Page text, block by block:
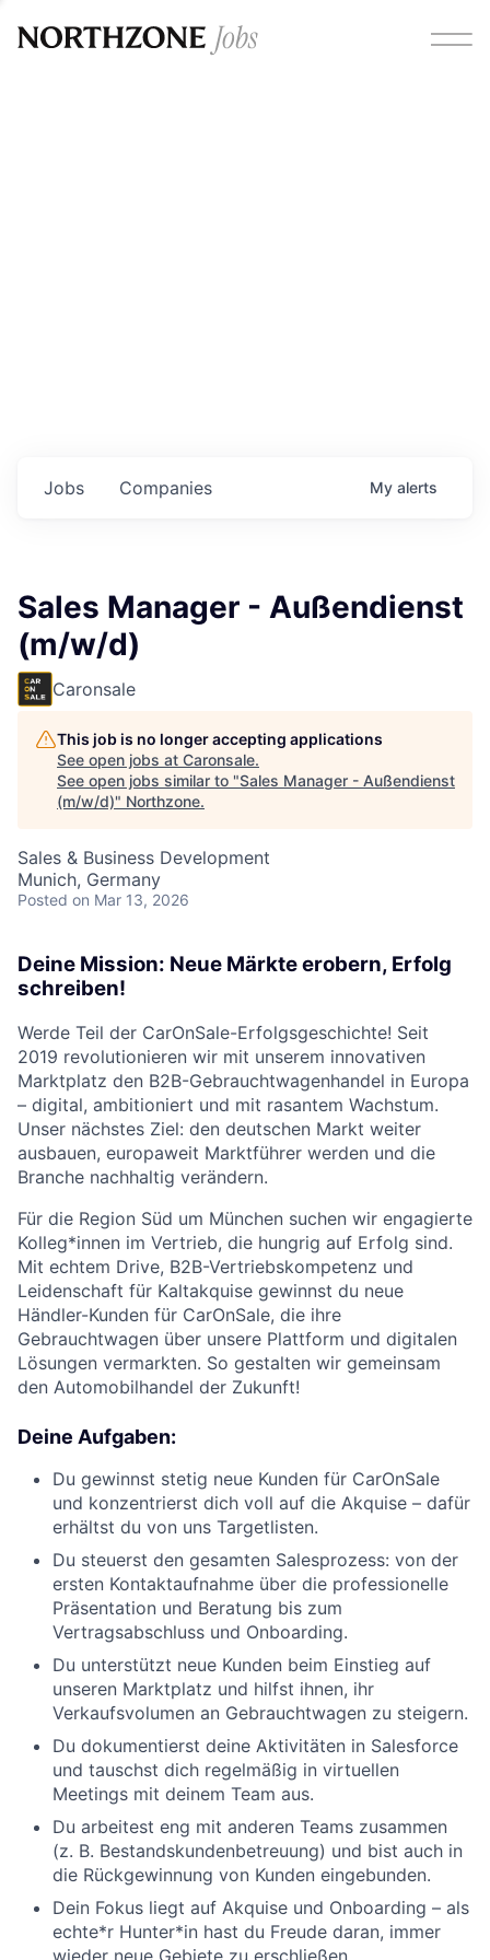
Jobs Companies My alerts
Sales Manager - Außendienst
(m/w/d)
Caronsale
This job is no longer accepting applications
See open jobs at Caronsale.
See open jobs similar to "Sales Manager - Außendienst
(m/w/d)" Northzone.
Sales & Business Development
Munich, Germany
Posted on Mar 13, 2026
Deine Mission: Neue Märkte erobern, Erfolg
schreiben!
Werde Teil der CarOnSale-Erfolgsgeschichte! Seit
2019 revolutionieren wir mit unserem innovativen
Marktplatz den B2B-Gebrauchtwagenhandel in Europa
– digital, ambitioniert und mit rasantem Wachstum.
Unser nächstes Ziel: den deutschen Markt weiter
ausbauen, europaweit Marktführer werden und die
Branche nachhaltig verändern.
Für die Region Süd um München suchen wir engagierte
Kolleg*innen im Vertrieb, die hungrig auf Erfolg sind.
Mit echtem Drive, B2B-Vertriebskompetenz und
Leidenschaft für Kaltakquise gewinnst du neue
Händler-Kunden für CarOnSale, die ihre
Gebrauchtwagen über unsere Plattform und digitalen
Lösungen vermarkten. So gestalten wir gemeinsam
den Automobilhandel der Zukunft!
Deine Aufgaben:
Du gewinnst stetig neue Kunden für CarOnSale
und konzentrierst dich voll auf die Akquise – dafür
erhältst du von uns Targetlisten.
Du steuerst den gesamten Salesprozess: von der
ersten Kontaktaufnahme über die professionelle
Präsentation und Beratung bis zum
Vertragsabschluss und Onboarding.
Du unterstützt neue Kunden beim Einstieg auf
unseren Marktplatz und hilfst ihnen, ihr
Verkaufsvolumen an Gebrauchtwagen zu steigern.
Du dokumentierst deine Aktivitäten in Salesforce
und tauschst dich regelmäßig in virtuellen
Meetings mit deinem Team aus.
Du arbeitest eng mit anderen Teams zusammen
(z. B. Bestandskundenbetreuung) und bist auch in
die Rückgewinnung von Kunden eingebunden.
Dein Fokus liegt auf Akquise und Onboarding – als
echte*r Hunter*in hast du Freude daran, immer